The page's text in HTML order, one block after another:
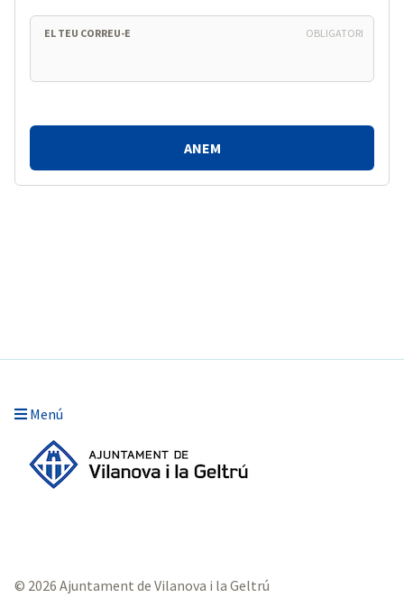
EL TEU CORREU-E OBLIGATORI
Menú
© 2026 Ajuntament de Vilanova i la Geltrú